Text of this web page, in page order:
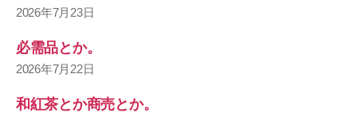
2026年7月23日
必需品とか。
2026年7月22日
和紅茶とか商売とか。